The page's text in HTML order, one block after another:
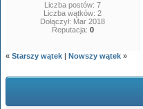
Liczba postów: 7
Liczba wątków: 2
Dołączył: Mar 2018
Reputacja: 0
«Starszy wątek |Nowszy wątek »